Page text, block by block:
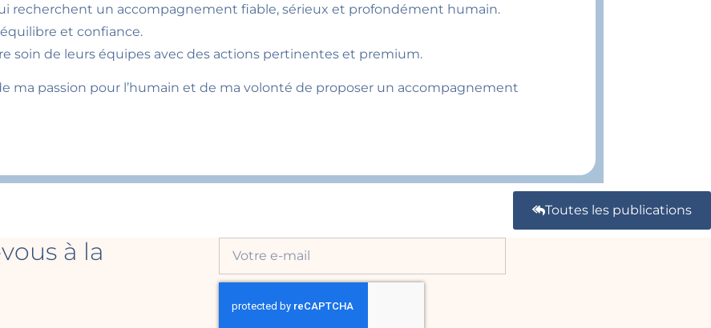
recherchent un accompagnement fiable, sérieux et profondément humain.
et confiance.
soin de leurs équipes avec des actions pertinentes et premium.
ma passion pour l’humain et de ma volonté de proposer un accompagnement
Toutes les publications
à la